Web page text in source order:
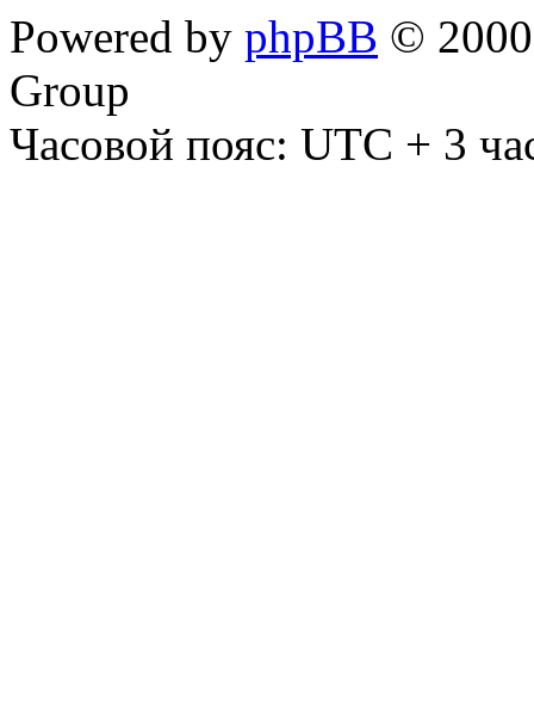
Powered by phpBB ©
Group
Часовой пояс: UTC + 3